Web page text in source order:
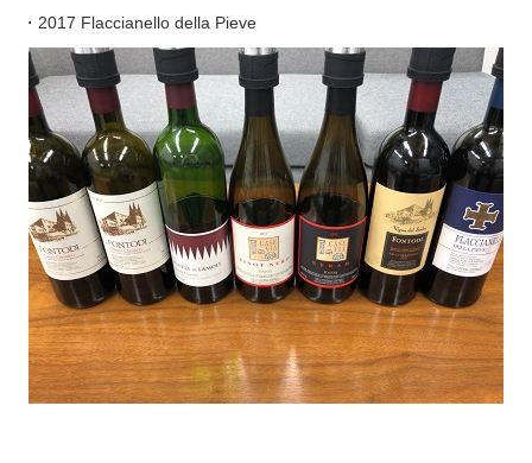
・2017 Flaccianello della Pieve